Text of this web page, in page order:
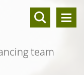
team